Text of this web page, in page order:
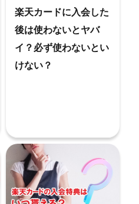
楽天カードに入会した
後は使わないとヤバ
イ？必ず使わないとい
けない？